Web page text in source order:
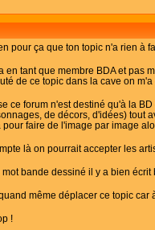
pour ça que ton topic n'a rien à
en tant que membre BDA et pas
de ce topic dans la cave on
ce forum n'est destiné qu'à la
de décors, d'idées) tout
pour faire de l'image par image
là on pourrait accepter les
mot bande dessiné il y a bien
même déplacer ce topic
!